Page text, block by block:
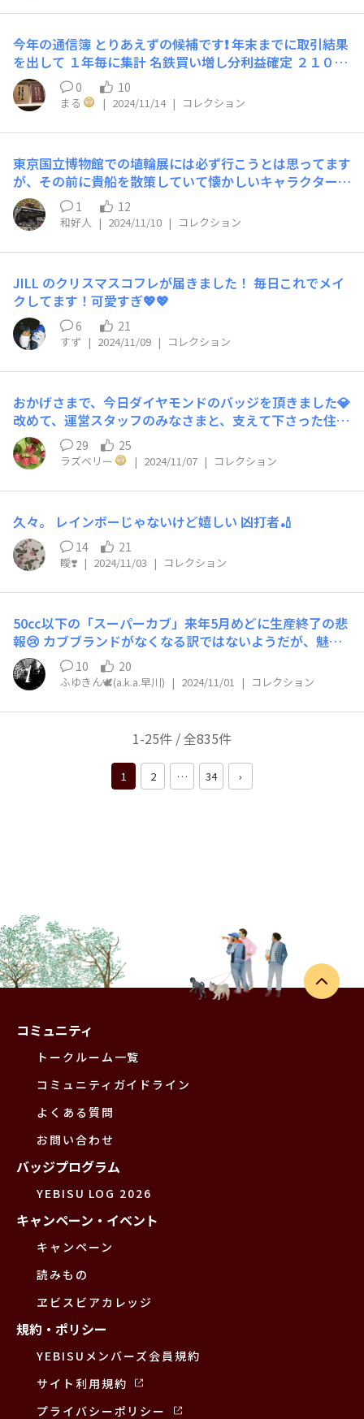
今年の通信簿 とりあえずの候補です❗ 年末までに取引結果
を出して １年毎に集計 名鉄買い増し分利益確定 ２１００
円の取引き結果 税金は４２６円でした。 あとは、１２月
に取引できたら通信簿が完成です🙆‍♂️
0 10
まる | 2024/11/14 | コレクション
東京国立博物館での埴輪展には必ず行こうとは思ってます
が、その前に貴船を散策していて懐かしいキャラクターの
埴輪を珍しい埴輪の飾りをカフェ前で見つけました。バル
タン星人の右にはウルトラの父、母、そしてウルトラマン
タロウの家族がいました。勿論、人気のセブンもいまし
た！
1 12
和好人 | 2024/11/10 | コレクション
JILL のクリスマスコフレが届きました！ 毎日これでメイ
クしてます！可愛すぎ💖💖
6 21
すず | 2024/11/09 | コレクション
おかげさまで、今日ダイヤモンドのバッジを頂きました💎
改めて、運営スタッフのみなさまと、支えて下さった住民
のみなさまに感謝致します🥺 ありがとうございます🙇‍♀️ こ
れからもよろしくお願い致します🤲
29 25
ラズベリー | 2024/11/07 | コレクション
久々。 レインボーじゃないけど嬉しい 凶打者🏏
14 21
瞹❣️ | 2024/11/03 | コレクション
50cc以下の「スーパーカブ」来年5月めどに生産終了の悲
報😢 カブブランドがなくなる訳ではないようだが、魅力
が半減してしまうのはどうしても否めない… 世界を震撼
させたリッター100kmの脅威の燃費に、他の追随を全く
許さない完成されたデザイン。日本が世界に誇るモノづく
りの最高傑作の一つ、ホンダ・スーパーカブ。 明日は天
気も悪いようなので、ガレージで色々メンテナンスしよう
10 20
ふゆきん🕊️(a.k.a.早川) | 2024/11/01 | コレクション
1-25件 / 全835件
1 2 … 34 ›
コミュニティ
トークルーム一覧
コミュニティガイドライン
よくある質問
お問い合わせ
バッジプログラム
YEBISU LOG 2026
キャンペーン・イベント
キャンペーン
読みもの
ヱビスビアカレッジ
規約・ポリシー
YEBISUメンバーズ会員規約
サイト利用規約
プライバシーポリシー